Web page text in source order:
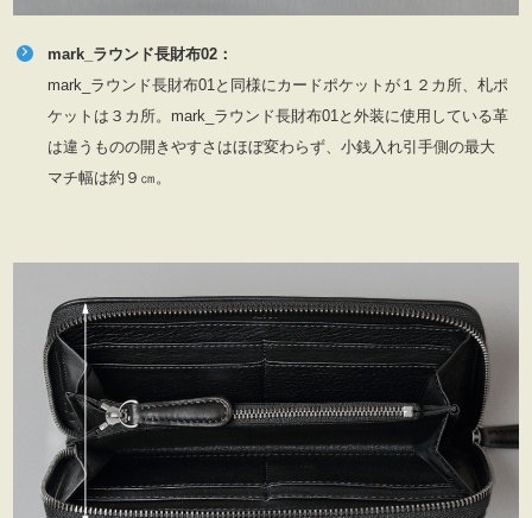
mark_ラウンド長財布02：
mark_ラウンド長財布01と同様にカードポケットが１２カ所、札ポ
ケットは３カ所。mark_ラウンド長財布01と外装に使用している革
は違うものの開きやすさはほぼ変わらず、小銭入れ引手側の最大
マチ幅は約９㎝。